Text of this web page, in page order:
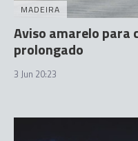
MADEIRA
Aviso amarelo para
prolongado
3 Jun 20:23